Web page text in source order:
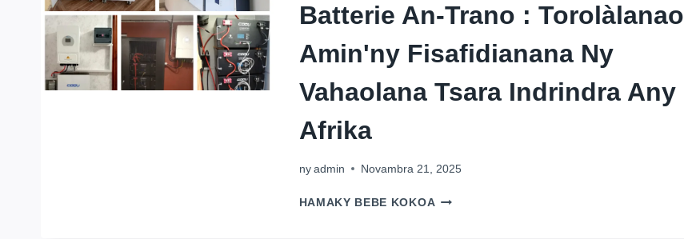
HO
FIANAKAVIANAO
AO
KINSHASA
Batterie An-Trano : Torolàlanao
Amin'ny Fisafidianana Ny
Vahaolana Tsara Indrindra Any
Afrika
ny admin Novambra 21, 2025
HAMAKY BEBE KOKOA BATTERIE